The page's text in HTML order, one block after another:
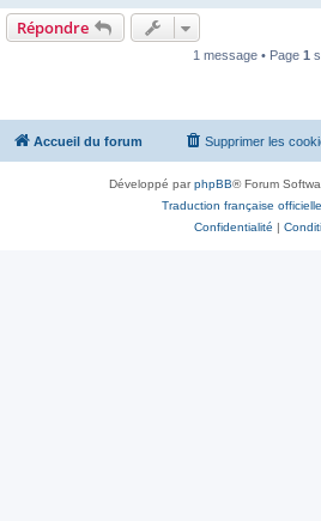
Répondre
1 message • Page 1
Accueil du forum Supprimer les
Développé parphpBB® Forum
Traduction française officielle
Confidentialité |